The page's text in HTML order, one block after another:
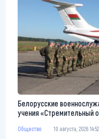
Белорусские
учения «Стремительный
Общество 10 августа, 2026 14:52